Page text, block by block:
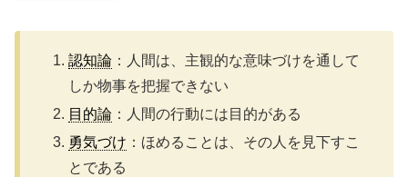
認知論 ：人間は、主観的な意味づけを通して
しか物事を把握できない
目的論 ：人間の行動には目的がある
勇気づけ ：ほめることは、その人を見下すこ
とである